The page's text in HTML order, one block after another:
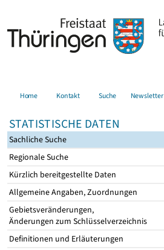
Home Kontakt Suche Newsletter
STATISTISCHE DATEN
Sachliche Suche
Regionale Suche
Kürzlich bereitgestellte Daten
Allgemeine Angaben, Zuordnungen
Gebietsveränderungen,
Änderungen zum Schlüsselverzeichnis
Definitionen und Erläuterungen